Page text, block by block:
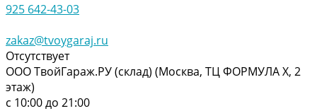
925 642-43-03
zakaz@tvoygaraj.ru
Отсутствует
ООО ТвойГараж.РУ (склад) (Москва, ТЦ ФОРМУЛА Х, 2
этаж)
с 10:00 до 21:00